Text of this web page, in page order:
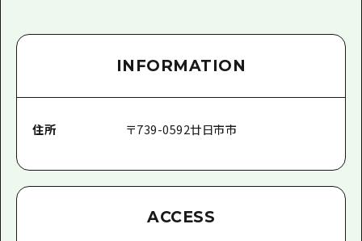
関連リンク
INFORMATION
住所 〒739-0592廿日市市
ACCESS